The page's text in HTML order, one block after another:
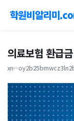
학원비알리미
의료보험 환급
xn--